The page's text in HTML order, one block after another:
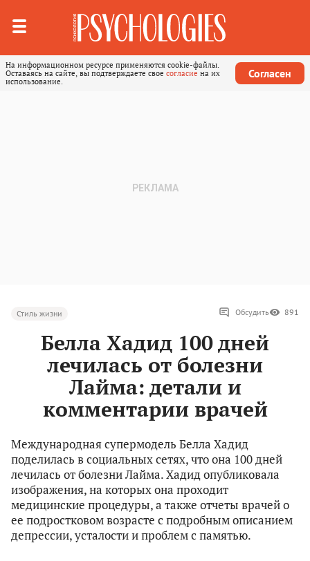
На информационном ресурсе применяются cookie-файлы.
Оставаясь на сайте, вы подтверждаете свое согласие на их
использование.
Согласен
Стиль жизни Обсудить 891
Белла Хадид 100 дней
лечилась от болезни
Лайма: детали и
комментарии врачей
Международная супермодель Белла Хадид
поделилась в социальных сетях, что она 100 дней
лечилась от болезни Лайма. Хадид опубликовала
изображения, на которых она проходит
медицинские процедуры, а также отчеты врачей о
ее подростковом возрасте с подробным описанием
депрессии, усталости и проблем с памятью.